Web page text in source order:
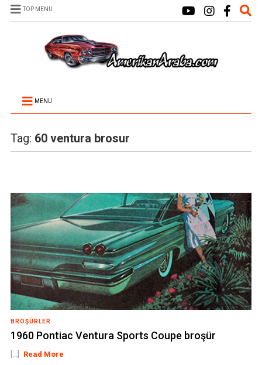
TOP MENU
MENU
Tag: 60 ventura brosur
BROŞÜRLER
1960 Pontiac Ventura Sports Coupe broşür
[...] Read More